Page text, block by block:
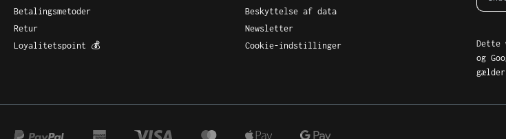
Betalingsmetoder
Retur
Loyalitetspoint 💰
Beskyttelse af data
Newsletter
Cookie-indstillinger
Dette
og